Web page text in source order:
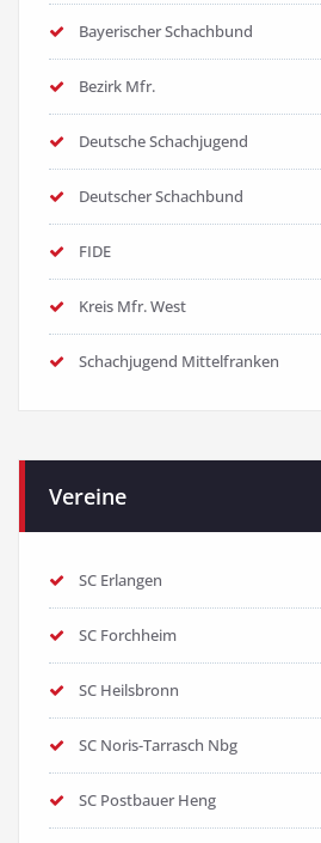
Bayerischer Schachbund
Bezirk Mfr.
Deutsche Schachjugend
Deutscher Schachbund
FIDE
Kreis Mfr. West
Schachjugend Mittelfranken
Vereine
SC Erlangen
SC Forchheim
SC Heilsbronn
SC Noris-Tarrasch Nbg
SC Postbauer Heng